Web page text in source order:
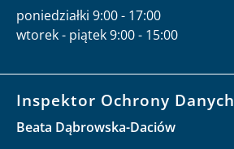
poniedziałki 9:00 - 17:00
wtorek - piątek 9:00 - 15:00
Inspektor Ochrony Danych
Beata Dąbrowska-Daciów